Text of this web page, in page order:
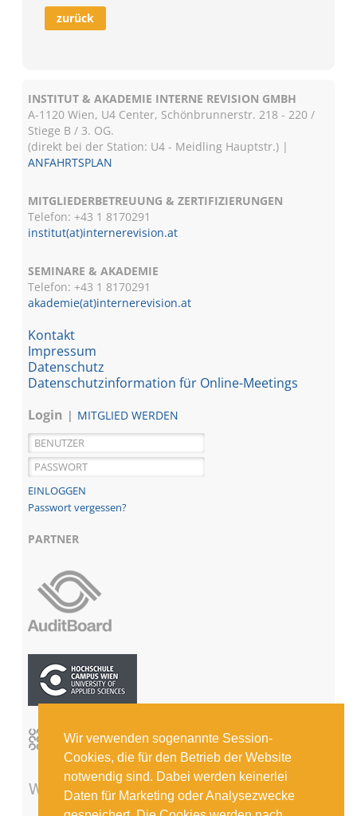
Wir verwenden sogenannte Session-
Cookies, die für den Betrieb der Website
notwendig sind. Dabei werden keinerlei
Daten für Marketing oder Analysezwecke
zurück
INSTITUT & AKADEMIE INTERNE REVISION GMBH
A-1120 Wien, U4 Center, Schönbrunnerstr. 218 - 220 /
Stiege B / 3. OG.
(direkt bei der Station: U4 - Meidling Hauptstr.) |
ANFAHRTSPLAN
MITGLIEDERBETREUUNG & ZERTIFIZIERUNGEN
Telefon: +43 1 8170291
institut(at)internerevision.at
SEMINARE & AKADEMIE
Telefon: +43 18170291
akademie(at)internerevision.at
Kontakt
Impressum
Datenschutz
Datenschutzinformation für Online-Meetings
Login
MITGLIED WERDEN
Passwort vergessen?
PARTNER